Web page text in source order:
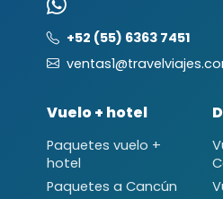
+52 (55) 6363 7451
Vuelo + hotel
Paquetes vuelo +
hotel
Paquetes a Cancún